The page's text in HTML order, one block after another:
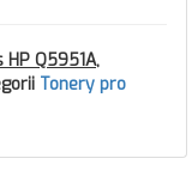
Q5951A,
Tonery pro